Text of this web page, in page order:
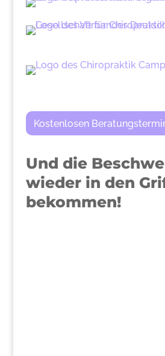
Kostenlosen
Und die
wieder in den
bekommen!